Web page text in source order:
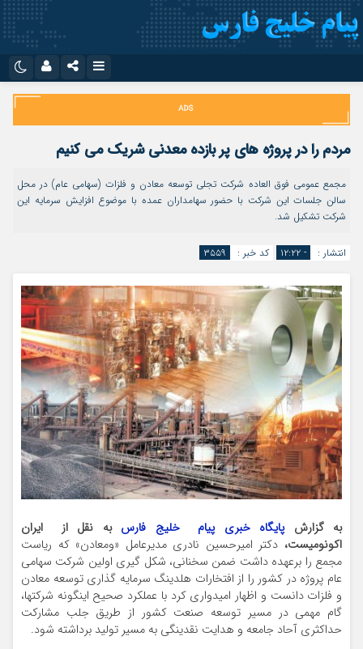
اینستاگرام
تلگرام
سروش
ایتا
آپارات
اپلیکیشن
نام کاربری یا نشانی ایمیل
رمز عبور
مرا به خاطر بسپار
مردم را در پروژه های پر بازده معدنی شریک می کنیم
مجمع عمومی فوق العاده شرکت تجلی توسعه معادن و فلزات (سهامی عام) در محل
سالن جلسات این شرکت با حضور سهامداران عمده با موضوع افزایش سرمایه این
شرکت تشکیل شد.
انتشار : - ۱۲:۲۲ کد خبر : ۳۵۵۹
به گزارشپایگاه خبری پیام خلیج فارس به نقل از ایران
اکونومیست، دکتر امیرحسین نادری مدیرعامل «ومعادن» که ریاست
مجمع را برعهده داشت ضمن سخنانی، شکل گیری اولین شرکت سهامی
عام پروژه در کشور را از افتخارات هلدینگ سرمایه گذاری توسعه معادن
و فلزات دانست و اظهار امیدواری کرد با عملکرد صحیح اینگونه شرکتها،
گام مهمی در مسیر توسعه صنعت کشور از طریق جلب مشارکت
حداکثری آحاد جامعه و هدایت نقدینگی به مسیر تولید برداشته شود.